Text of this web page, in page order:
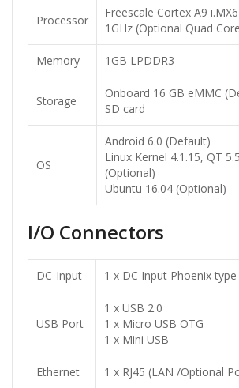
Processor
Freescale Cortex A9
1GHz (Optional Quad
Memory 1GB LPDDR3
Storage
Onboard 16 GB eMMC
SD card
OS
Android 6.0 (Default)
Linux Kernel 4.1.15, QT
(Optional)
Ubuntu 16.04 (Optional)
I/O Connectors
DC-Input 1 x DC Input Phoenix
USB Port
1 x USB 2.0
1 x Micro USB OTG
1 x Mini USB
Ethernet 1 x RJ45 (LAN /Optional